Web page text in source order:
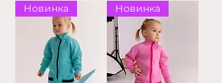
Новинка Новинка